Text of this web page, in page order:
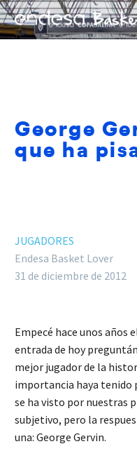
George
que ha
JUGADORES
Endesa Basket Lover
31 de diciembre de 2012
Empecé hace unos años
entrada de hoy
mejor jugador de la
importancia haya tenido
se ha visto por nuestras
subjetivo, pero la
una: George Gervin.